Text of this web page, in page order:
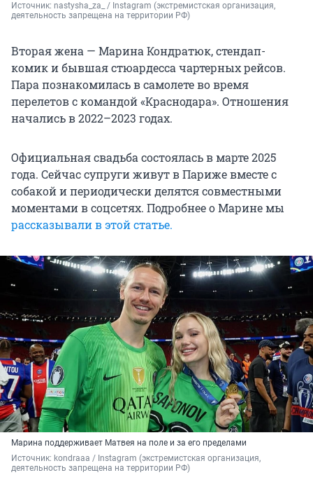
Источник: nastysha_za_ / Instagram (экстремистская организация,
деятельность запрещена на территории РФ)
Вторая жена — Марина Кондратюк, стендап-
комик и бывшая стюардесса чартерных рейсов.
Пара познакомилась в самолете во время
перелетов с командой «Краснодара». Отношения
начались в 2022–2023 годах.
Официальная свадьба состоялась в марте 2025
года. Сейчас супруги живут в Париже вместе с
собакой и периодически делятся совместными
моментами в соцсетях. Подробнее о Марине мы
рассказывали в этой статье.
Марина поддерживает Матвея на поле и за его пределами
Источник: kondraaa / Instagram (экстремистская организация,
деятельность запрещена на территории РФ)